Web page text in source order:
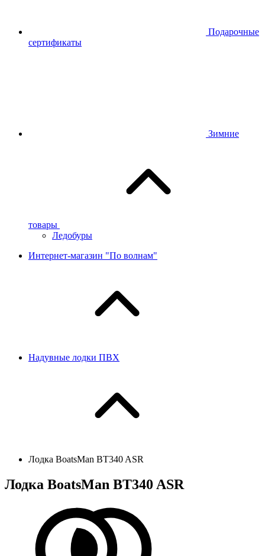
Подарочные
сертификаты
Зимние
товары
Ледобуры
Интернет-магазин "По волнам"
Надувные лодки ПВХ
Лодка BoatsMan BT340 ASR
Лодка BoatsMan BT340 ASR